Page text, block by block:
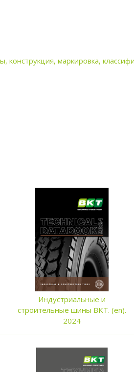
конструкция, маркировка,
Индустриальные и
строительные шины BKT. (en).
2024